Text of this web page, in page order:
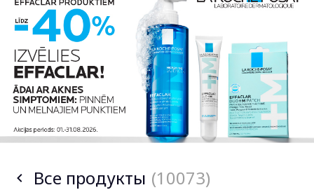
Все продукты (10073)